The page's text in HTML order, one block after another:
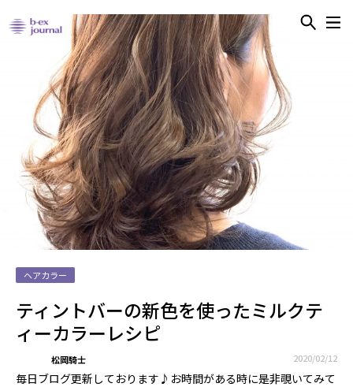
ヘアカラー
ティントバーの新色を使ったミルクテ
ィーカラーレシピ
松岡騎士 2020/02/12
毎日ブログ更新しております♪お時間がある時に是非覗いてみて